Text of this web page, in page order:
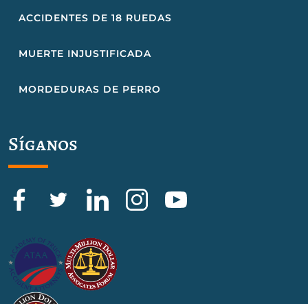
ACCIDENTES DE 18 RUEDAS
MUERTE INJUSTIFICADA
MORDEDURAS DE PERRO
Síganos